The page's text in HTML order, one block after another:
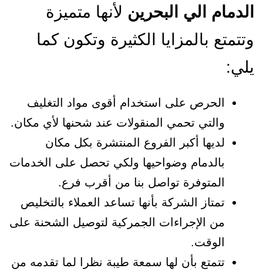
الدمام الي البحرين لأنها متميزة
وتتمتع بالمزايا الكثيرة وتكون كما
يلي:
الحرص على استخدام أقوى مواد التغليف
والتي تحمي المنقولات عند شحنها لأي مكان.
لديها أكبر الفروع المنتشرة بكل مكان
بالدمام وضواحيها ولكي تحصل على الخدمات
المتوفرة تواصل بنا من أقرب فرع.
تمتاز الشركة بأنها تساعد العملاء بالتخليص
من الإجراءات الجمركية لتوصيل الشحنة على
الوقت.
تتمتع بأن لها سمعة طيبة نظرا لما تقدمه من